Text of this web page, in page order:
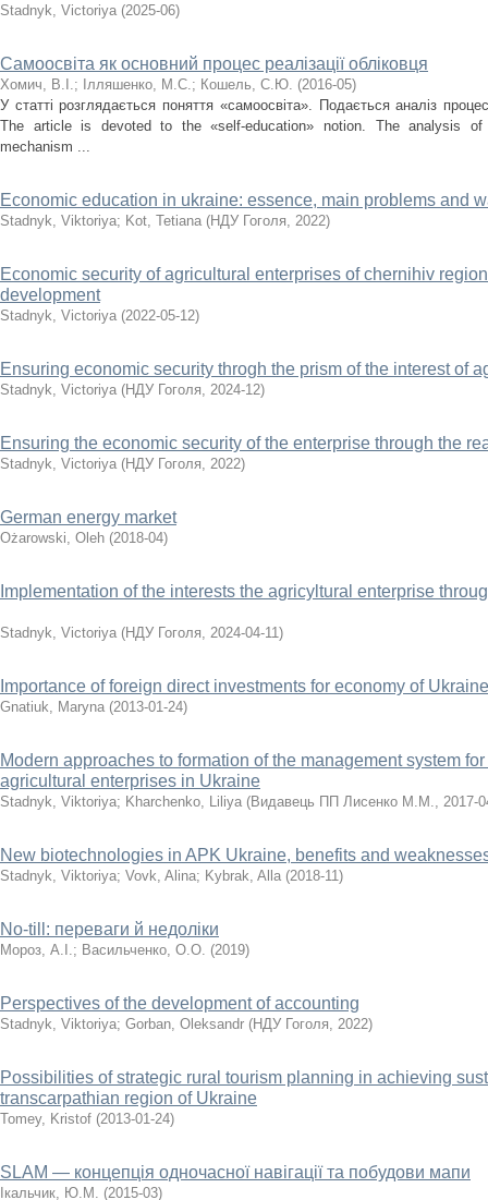
Stadnyk, Victoriya (2025-06)
Cамоосвіта як основний процес реалізації обліковця
Хомич, В.І.; Ілляшенко, М.С.; Кошель, С.Ю. (2016-05)
У статті розглядається поняття «самоосвіта». Подається аналіз
The article is devoted to the «self-education» notion. The analysis of
mechanism ...
Economic education in ukraine: essence, main problems and
Stadnyk, Viktoriya; Kot, Tetiana (НДУ Гоголя, 2022)
Economic security of agricultural enterprises of chernihiv
development
Stadnyk, Victoriya (2022-05-12)
Ensuring economic security throgh the prism of the interest of
Stadnyk, Victoriya (НДУ Гоголя, 2024-12)
Ensuring the economic security of the enterprise through the
Stadnyk, Victoriya (НДУ Гоголя, 2022)
German energy market
Ożarowski, Oleh (2018-04)
Implementation of the interests the agricyltural enterprise
Stadnyk, Victoriya (НДУ Гоголя, 2024-04-11)
Importance of foreign direct investments for economy of Ukraine
Gnatiuk, Maryna (2013-01-24)
Modern approaches to formation of the management system
agricultural enterprises in Ukraine
Stadnyk, Viktoriya; Kharchenko, Liliya (Видавець ПП Лисенко М.М., 2017-
New biotechnologies in APK Ukraine, benefits and
Stadnyk, Viktoriya; Vovk, Alina; Kybrak, Alla (2018-11)
No-till: переваги й недоліки
Мороз, А.І.; Васильченко, О.О. (2019)
Perspectives of the development of accounting
Stadnyk, Viktoriya; Gorban, Oleksandr (НДУ Гоголя, 2022)
Possibilities of strategic rural tourism planning in achieving
transcarpathian region of Ukraine
Tomey, Kristof (2013-01-24)
SLAM — концепція одночасної навігації та побудови мапи
Ікальчик, Ю.М. (2015-03)